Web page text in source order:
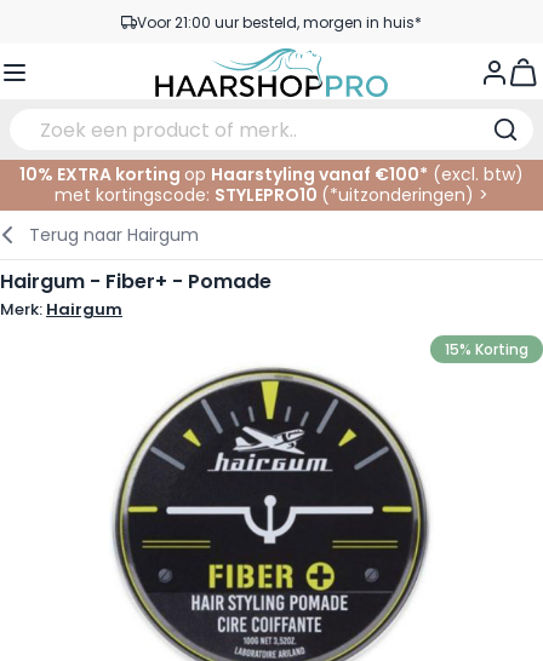
Ga naar de inhoudVoor 21:00 uur besteld, morgen in huis*
Gratis verzending vanaf €50,- excl. BTW
Verzorging
Haarstyling
Haarkleuring
Haar verlengen
In de Salon
Knippen
Kleuren
Elektrisch
Scheren
Knipbenodigdheden
Gezichtsverzorging
Lichaamsverzorging
Tanning
Wenkbrauwen
Ogen
Lippen
Nagelproducten
Nagel Accessoires
SALE
10% EXTRA korting op Haarstyling vanaf €100* (excl. btw)
met kortingscode: STYLEPRO10 (*uitzonderingen) >
Terug naar Hairgum
Hairgum - Fiber+ - Pomade
Merk: Hairgum
15% Korting